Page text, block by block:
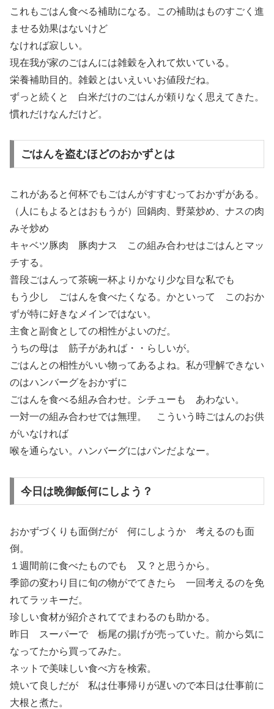
これもごはん食べる補助になる。この補助はものすごく進
ませる効果はないけど
なければ寂しい。
現在我が家のごはんには雑穀を入れて炊いている。
栄養補助目的。雑穀とはいえいいお値段だね。
ずっと続くと 白米だけのごはんが頼りなく思えてきた。
慣れだけなんだけど。
ごはんを盗むほどのおかずとは
これがあると何杯でもごはんがすすむっておかずがある。
（人にもよるとはおもうが）回鍋肉、野菜炒め、ナスの肉
みそ炒め
キャベツ豚肉 豚肉ナス この組み合わせはごはんとマッ
チする。
普段ごはんって茶碗一杯よりかなり少な目な私でも
もう少し ごはんを食べたくなる。かといって このおか
ずが特に好きなメインではない。
主食と副食としての相性がよいのだ。
うちの母は 筋子があれば・・らしいが。
ごはんとの相性がいい物ってあるよね。私が理解できない
のはハンバーグをおかずに
ごはんを食べる組み合わせ。シチューも あわない。
一対一の組み合わせでは無理。 こういう時ごはんのお供
がいなければ
喉を通らない。ハンバーグにはパンだよなー。
今日は晩御飯何にしよう？
おかずづくりも面倒だが 何にしようか 考えるのも面
倒。
１週間前に食べたものでも 又？と思うから。
季節の変わり目に旬の物がでてきたら 一回考えるのを免
れてラッキーだ。
珍しい食材が紹介されてでまわるのも助かる。
昨日 スーパーで 栃尾の揚げが売っていた。前から気に
なってたから買ってみた。
ネットで美味しい食べ方を検索。
焼いて良しだが 私は仕事帰りが遅いので本日は仕事前に
大根と煮た。